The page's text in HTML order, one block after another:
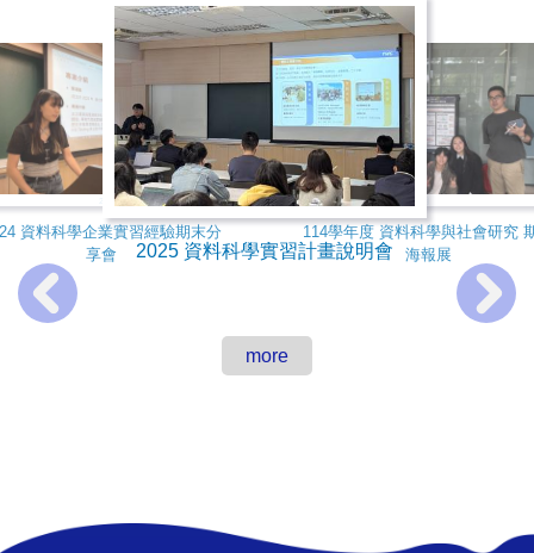
活動集錦
2025 資料科學實習計畫說明會
114學年度 資料科學與社會研究
海報展
113學年度 資料科學與社會研究 期
2024 台大經濟系資料科學實習計畫
資料科學企業實習經驗期末分
享會
more